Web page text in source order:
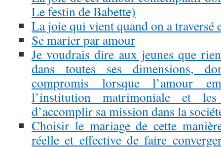
Le festin de Babette)
La joie qui vient quand on a traversé
Se marier par amour
Je voudrais dire aux jeunes que
dans toutes ses dimensions,
compromis lorsque l’amour
l’institution matrimoniale et
d’accomplir sa mission dans la
Choisir le mariage de cette
réelle et effective de faire